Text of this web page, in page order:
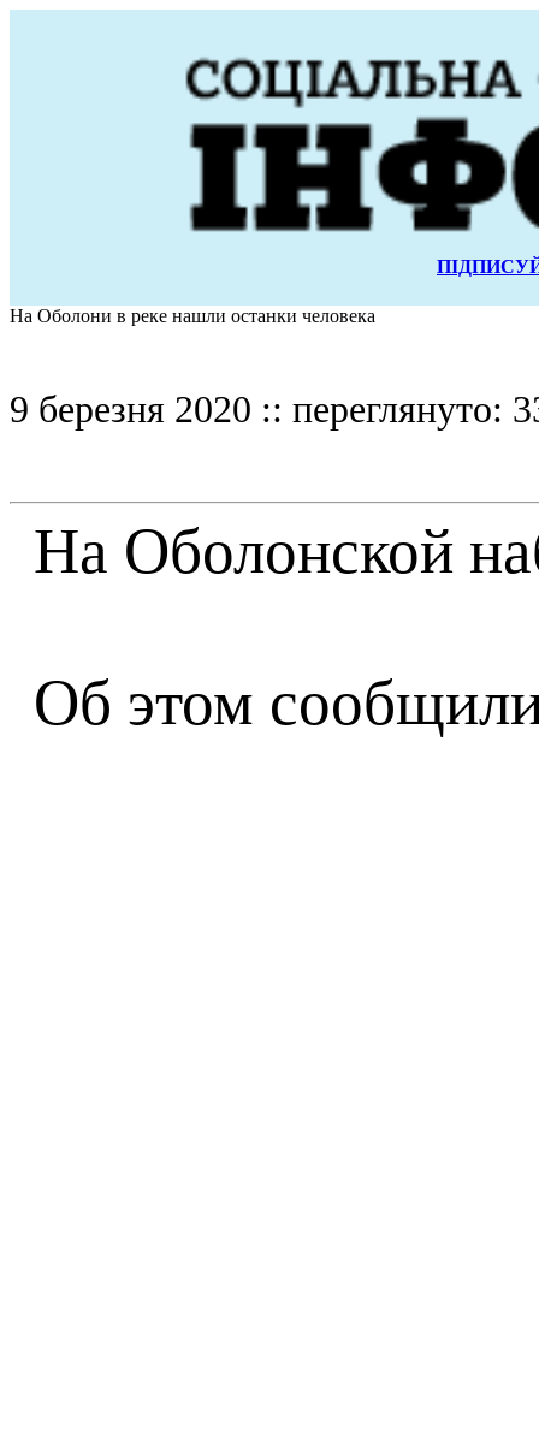
На Оболони в реке нашли останки человека
9 березня 2020 :: переглянуто:
На Оболонской
Об этом